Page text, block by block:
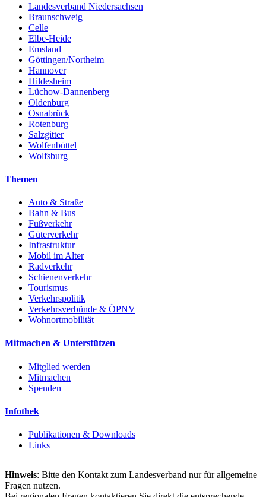
Landesverband Niedersachsen
Braunschweig
Celle
Elbe-Heide
Emsland
Göttingen/Northeim
Hannover
Hildesheim
Lüchow-Dannenberg
Oldenburg
Osnabrück
Rotenburg
Salzgitter
Wolfenbüttel
Wolfsburg
Themen
Auto & Straße
Bahn & Bus
Fußverkehr
Güterverkehr
Infrastruktur
Mobil im Alter
Radverkehr
Schienenverkehr
Tourismus
Verkehrspolitik
Verkehrsverbünde & ÖPNV
Wohnortmobilität
Mitmachen & Unterstützen
Mitglied werden
Mitmachen
Spenden
Infothek
Publikationen & Downloads
Links
Hinweis: Bitte den Kontakt zum Landesverband nur für allgemeine
Fragen nutzen.